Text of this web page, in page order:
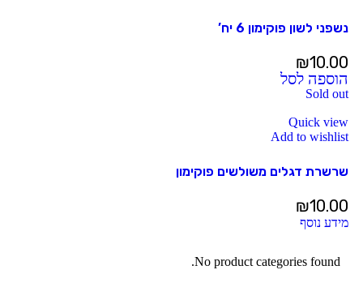
נשפני לשון פוקימון 6 יח’
₪10.00
הוספה לסל
Sold out
Quick view
Add to wishlist
שרשרת דגלים משולשים פוקימון
₪10.00
מידע נוסף
No product categories found.